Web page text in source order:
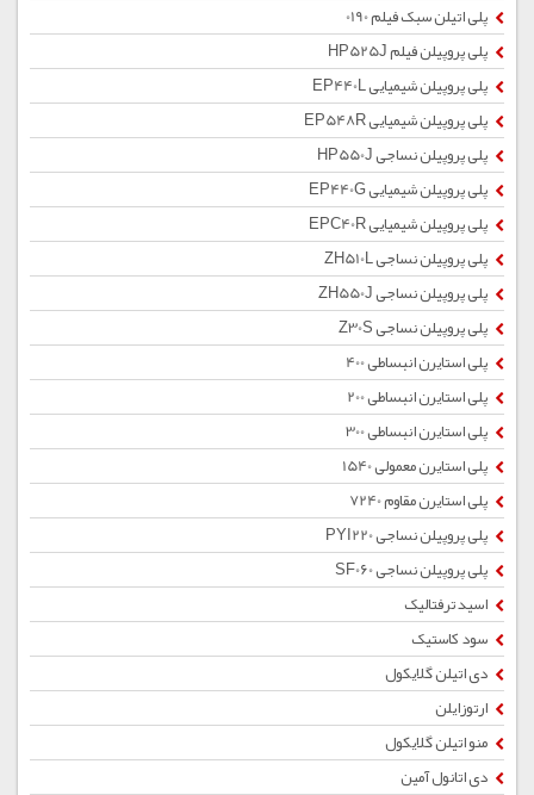
پلی اتیلن سبک فیلم 0190
پلی پروپیلن فیلم HP525J
پلی پروپیلن شیمیایی EP440L
پلی پروپیلن شیمیایی EP548R
پلی پروپیلن نساجی HP550J
پلی پروپیلن شیمیایی EP440G
پلی پروپیلن شیمیایی EPC40R
پلی پروپیلن نساجی ZH510L
پلی پروپیلن نساجی ZH550J
پلی پروپیلن نساجی Z30S
پلی استایرن انبساطی 400
پلی استایرن انبساطی 200
پلی استایرن انبساطی 300
پلی استایرن معمولی 1540
پلی استایرن مقاوم 7240
پلی پروپیلن نساجی PYI220
پلی پروپیلن نساجی SF060
اسید ترفتالیک
سود کاستیک
دی اتیلن گلایکول
ارتوزایلن
منو اتیلن گلایکول
دی اتانول آمین